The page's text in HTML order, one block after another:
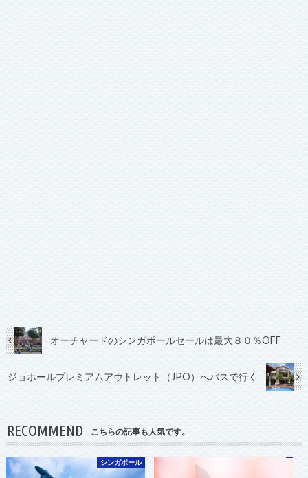
オーチャードのシンガポールセールは最大８０％OFF
ジョホールプレミアムアウトレット（JPO）へバスで行く
RECOMMEND こちらの記事も人気です。
シンガポール